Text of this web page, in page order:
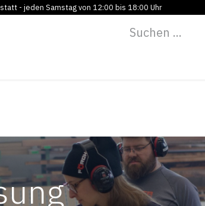
- jeden Samstag von 12:00 bis 18:00 Uhr